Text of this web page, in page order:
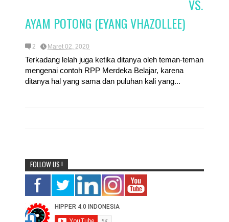
VS.
AYAM POTONG (EYANG VHAZOLLEE)
2 Maret 02, 2020
Terkadang lelah juga ketika ditanya oleh teman-teman
mengenai contoh RPP Merdeka Belajar, karena
ditanya hal yang sama dan puluhan kali yang...
FOLLOW US !